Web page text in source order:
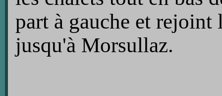
part à gauche et
jusqu'à Morsullaz.